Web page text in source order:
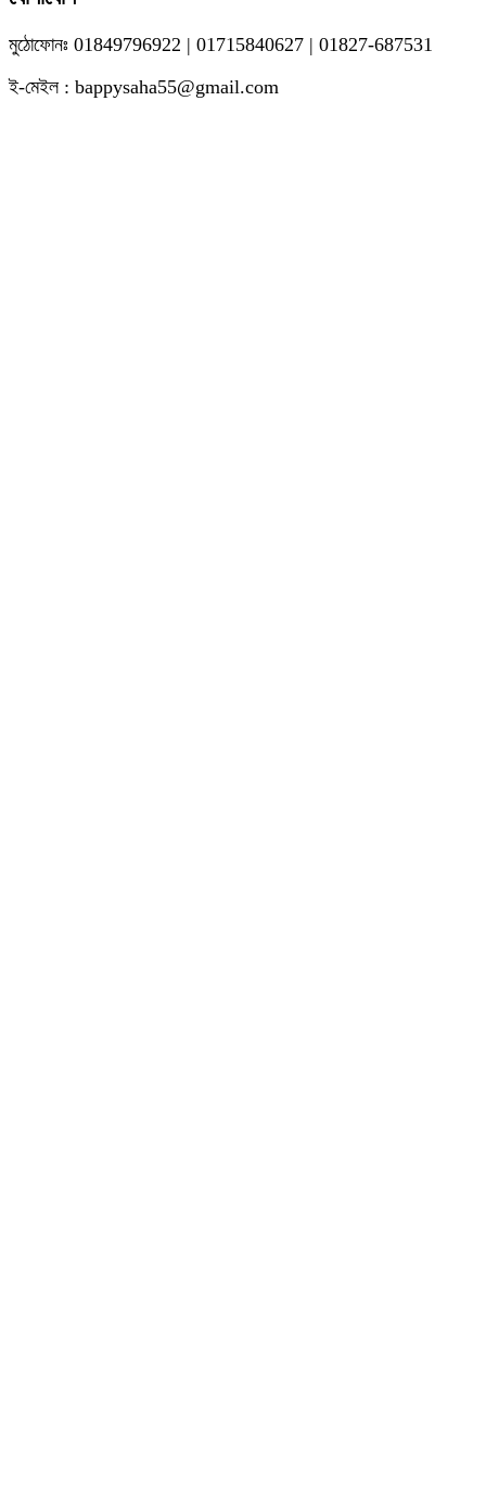
মুঠোফোনঃ 01849796922 | 01715840627 | 01827-687531
ই-মেইল : bappysaha55@gmail.com